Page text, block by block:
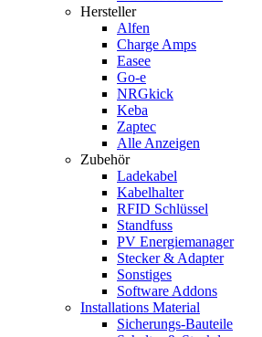
Hersteller
Alfen
Charge Amps
Easee
Go-e
NRGkick
Keba
Zaptec
Alle Anzeigen
Zubehör
Ladekabel
Kabelhalter
RFID Schlüssel
Standfuss
PV Energiemanager
Stecker & Adapter
Sonstiges
Software Addons
Installations Material
Sicherungs-Bauteile